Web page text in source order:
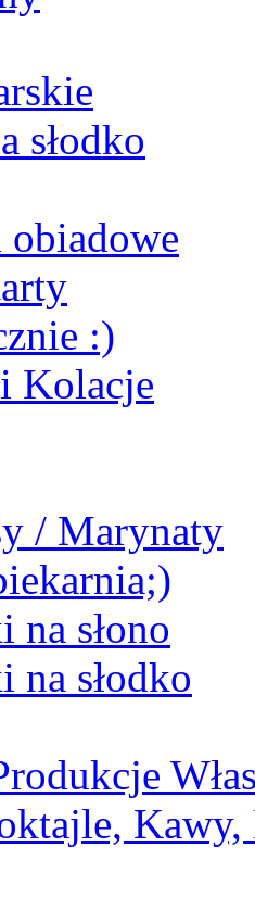
słodko
:)
Kolacje
/ Marynaty
na słono
na słodko
Kawy,